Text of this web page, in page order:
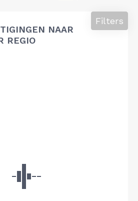
NAAR
REGIO
Filters